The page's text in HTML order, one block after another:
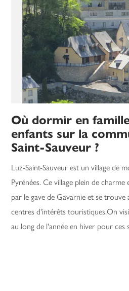
Où dormir en
enfants sur la
Saint-Sauveur ?
Luz-Saint-Sauveur est un village de
Pyrénées. Ce village plein de
par le gave de Gavarnie et se
centres d'intérêts touristiques.On
au long de l'année en hiver pour ces